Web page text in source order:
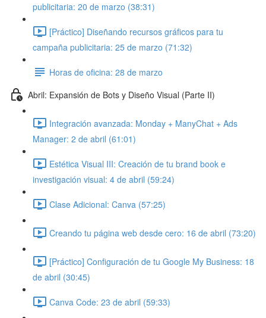
publicitaria: 20 de marzo (38:31)
[Práctico] Diseñando recursos gráficos para tu
campaña publicitaria: 25 de marzo (71:32)
Horas de oficina: 28 de marzo
Abril: Expansión de Bots y Diseño Visual (Parte II)
Integración avanzada: Monday + ManyChat + Ads
Manager: 2 de abril (61:01)
Estética Visual III: Creación de tu brand book e
investigación visual: 4 de abril (59:24)
Clase Adicional: Canva (57:25)
Creando tu página web desde cero: 16 de abril (73:20)
[Práctico] Configuración de tu Google My Business: 18
de abril (30:45)
Canva Code: 23 de abril (59:33)